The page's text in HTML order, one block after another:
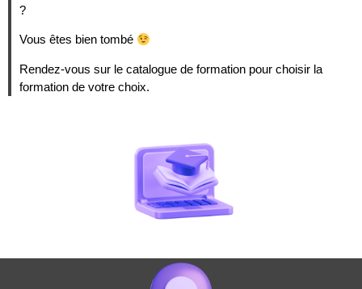
?
Vous êtes bien tombé
Rendez-vous sur le catalogue de formation pour choisir la
formation de votre choix.